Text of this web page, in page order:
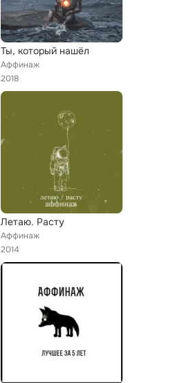
Ты, который нашёл
Аффинаж
2018
Летаю. Расту
Аффинаж
2014